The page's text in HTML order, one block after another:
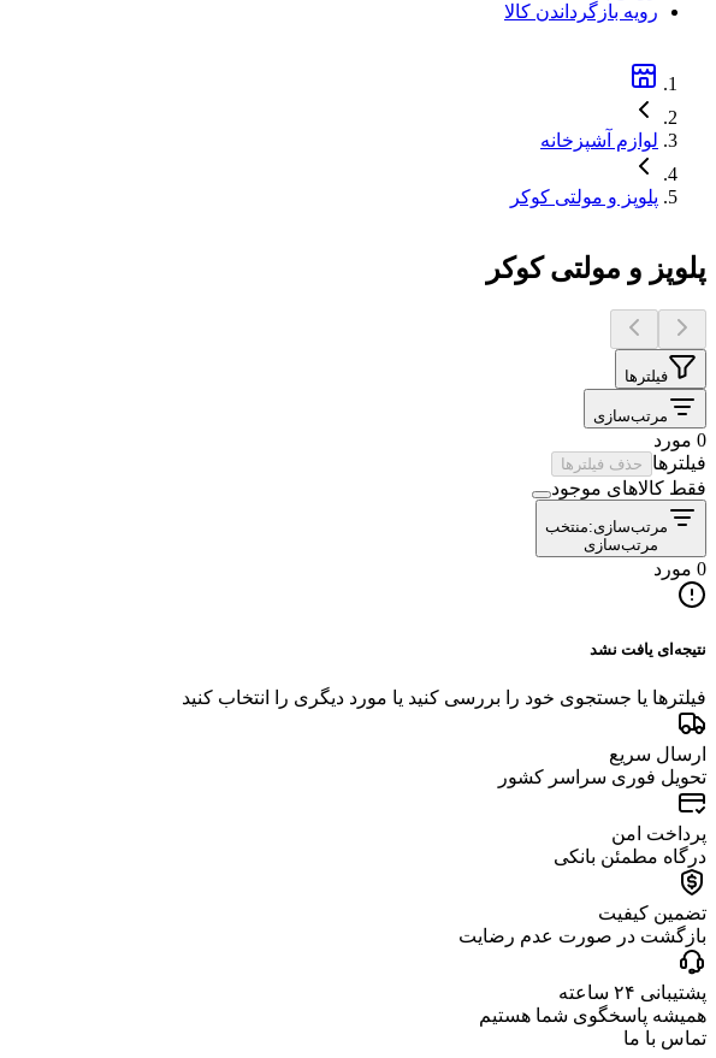
رویه بازگرداندن کالا
لوازم آشپزخانه
پلوپز و مولتی کوکر
پلوپز و مولتی کوکر
فیلترها
مرتب‌سازی
0 مورد
فیلترها
حذف فیلترها
فقط کالاهای موجود
مرتب‌سازی:منتخب
مرتب‌سازی
0 مورد
نتیجه‌ای یافت نشد
فیلترها یا جستجوی خود را بررسی کنید یا مورد دیگری را انتخاب کنید
ارسال سریع
تحویل فوری سراسر کشور
پرداخت امن
درگاه مطمئن بانکی
تضمین کیفیت
بازگشت در صورت عدم رضایت
پشتیبانی ۲۴ ساعته
همیشه پاسخگوی شما هستیم
تماس با ما